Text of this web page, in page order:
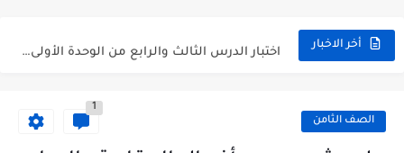
أخر الاخبار
سلم تصحيح مادة اللغة العربية لشهادة التعليم الاساسي والاعدادية الشرعية... الصف الثامن
1